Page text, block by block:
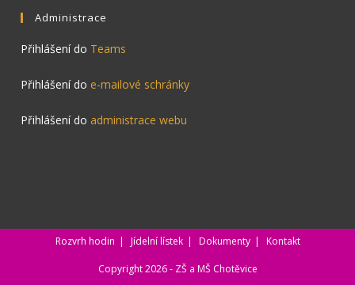
Administrace
Přihlášení do Teams
Přihlášení do e-mailové schránky
Přihlášení do administrace webu
Rozvrh hodin Jídelní lístek Dokumenty Kontakt
Copyright 2026 - ZŠ a MŠ Chotěvice